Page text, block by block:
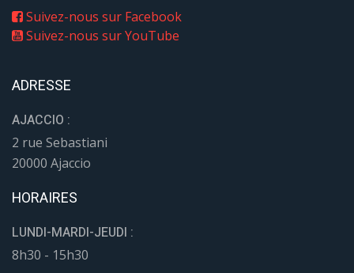
Suivez-nous sur Facebook
Suivez-nous sur YouTube
ADRESSE
AJACCIO :
2 rue Sebastiani
20000 Ajaccio
HORAIRES
LUNDI-MARDI-JEUDI :
8h30 - 15h30